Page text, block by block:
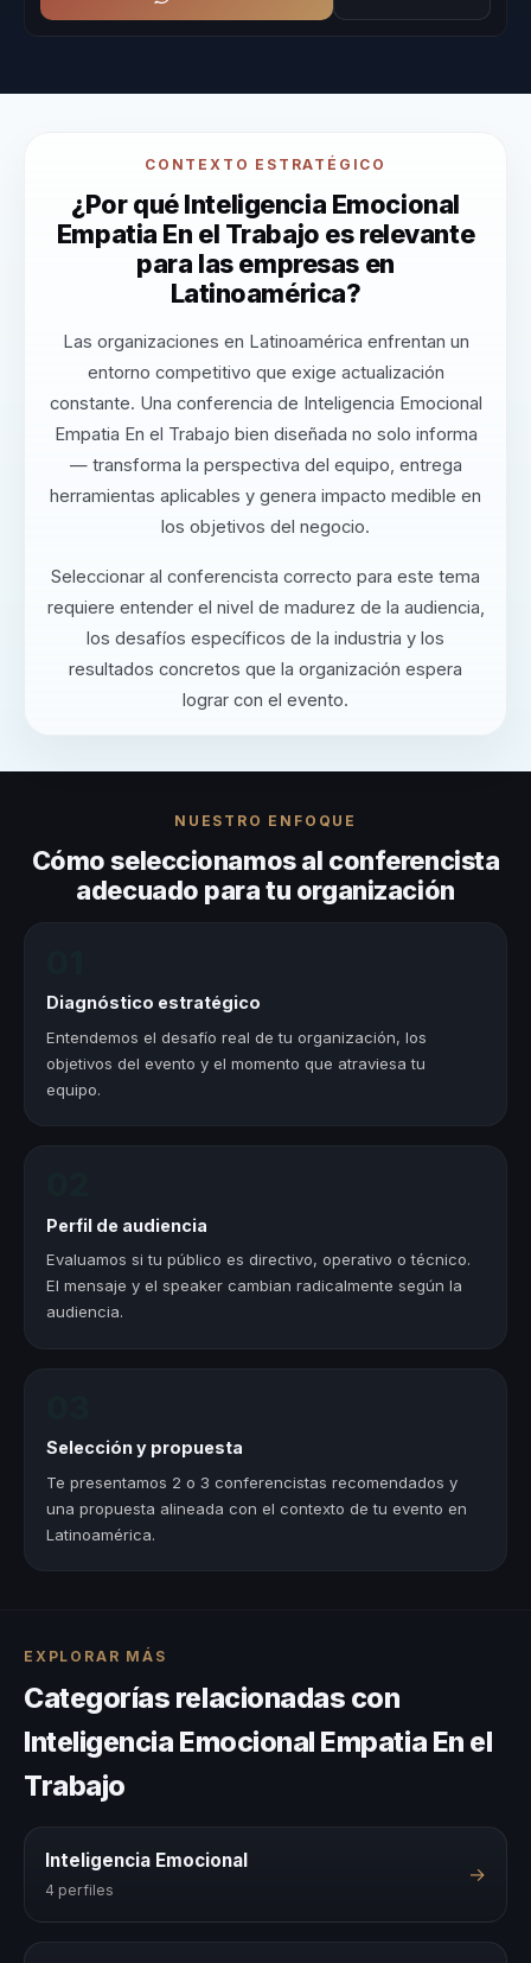
CONTEXTO ESTRATÉGICO
¿Por qué Inteligencia Emocional
Empatia En el Trabajo es relevante
para las empresas en
Latinoamérica?
Las organizaciones en Latinoamérica enfrentan un
entorno competitivo que exige actualización
constante. Una conferencia de Inteligencia Emocional
Empatia En el Trabajo bien diseñada no solo informa
— transforma la perspectiva del equipo, entrega
herramientas aplicables y genera impacto medible en
los objetivos del negocio.
Seleccionar al conferencista correcto para este tema
requiere entender el nivel de madurez de la audiencia,
los desafíos específicos de la industria y los
resultados concretos que la organización espera
lograr con el evento.
NUESTRO ENFOQUE
Cómo seleccionamos al conferencista
adecuado para tu organización
Diagnóstico estratégico
Entendemos el desafío real de tu organización, los
objetivos del evento y el momento que atraviesa tu
equipo.
Perfil de audiencia
Evaluamos si tu público es directivo, operativo o técnico.
El mensaje y el speaker cambian radicalmente según la
audiencia.
Selección y propuesta
Te presentamos 2 o 3 conferencistas recomendados y
una propuesta alineada con el contexto de tu evento en
Latinoamérica.
EXPLORAR MÁS
Categorías relacionadas con
Inteligencia Emocional Empatia En el
Trabajo
Inteligencia Emocional
4 perfiles
→